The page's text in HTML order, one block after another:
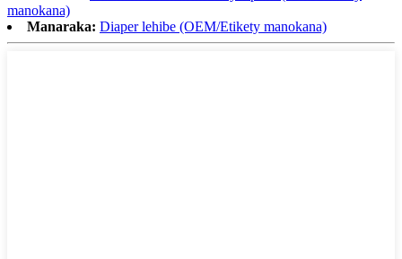
manokana)
Manaraka: Diaper lehibe (OEM/Etikety manokana)